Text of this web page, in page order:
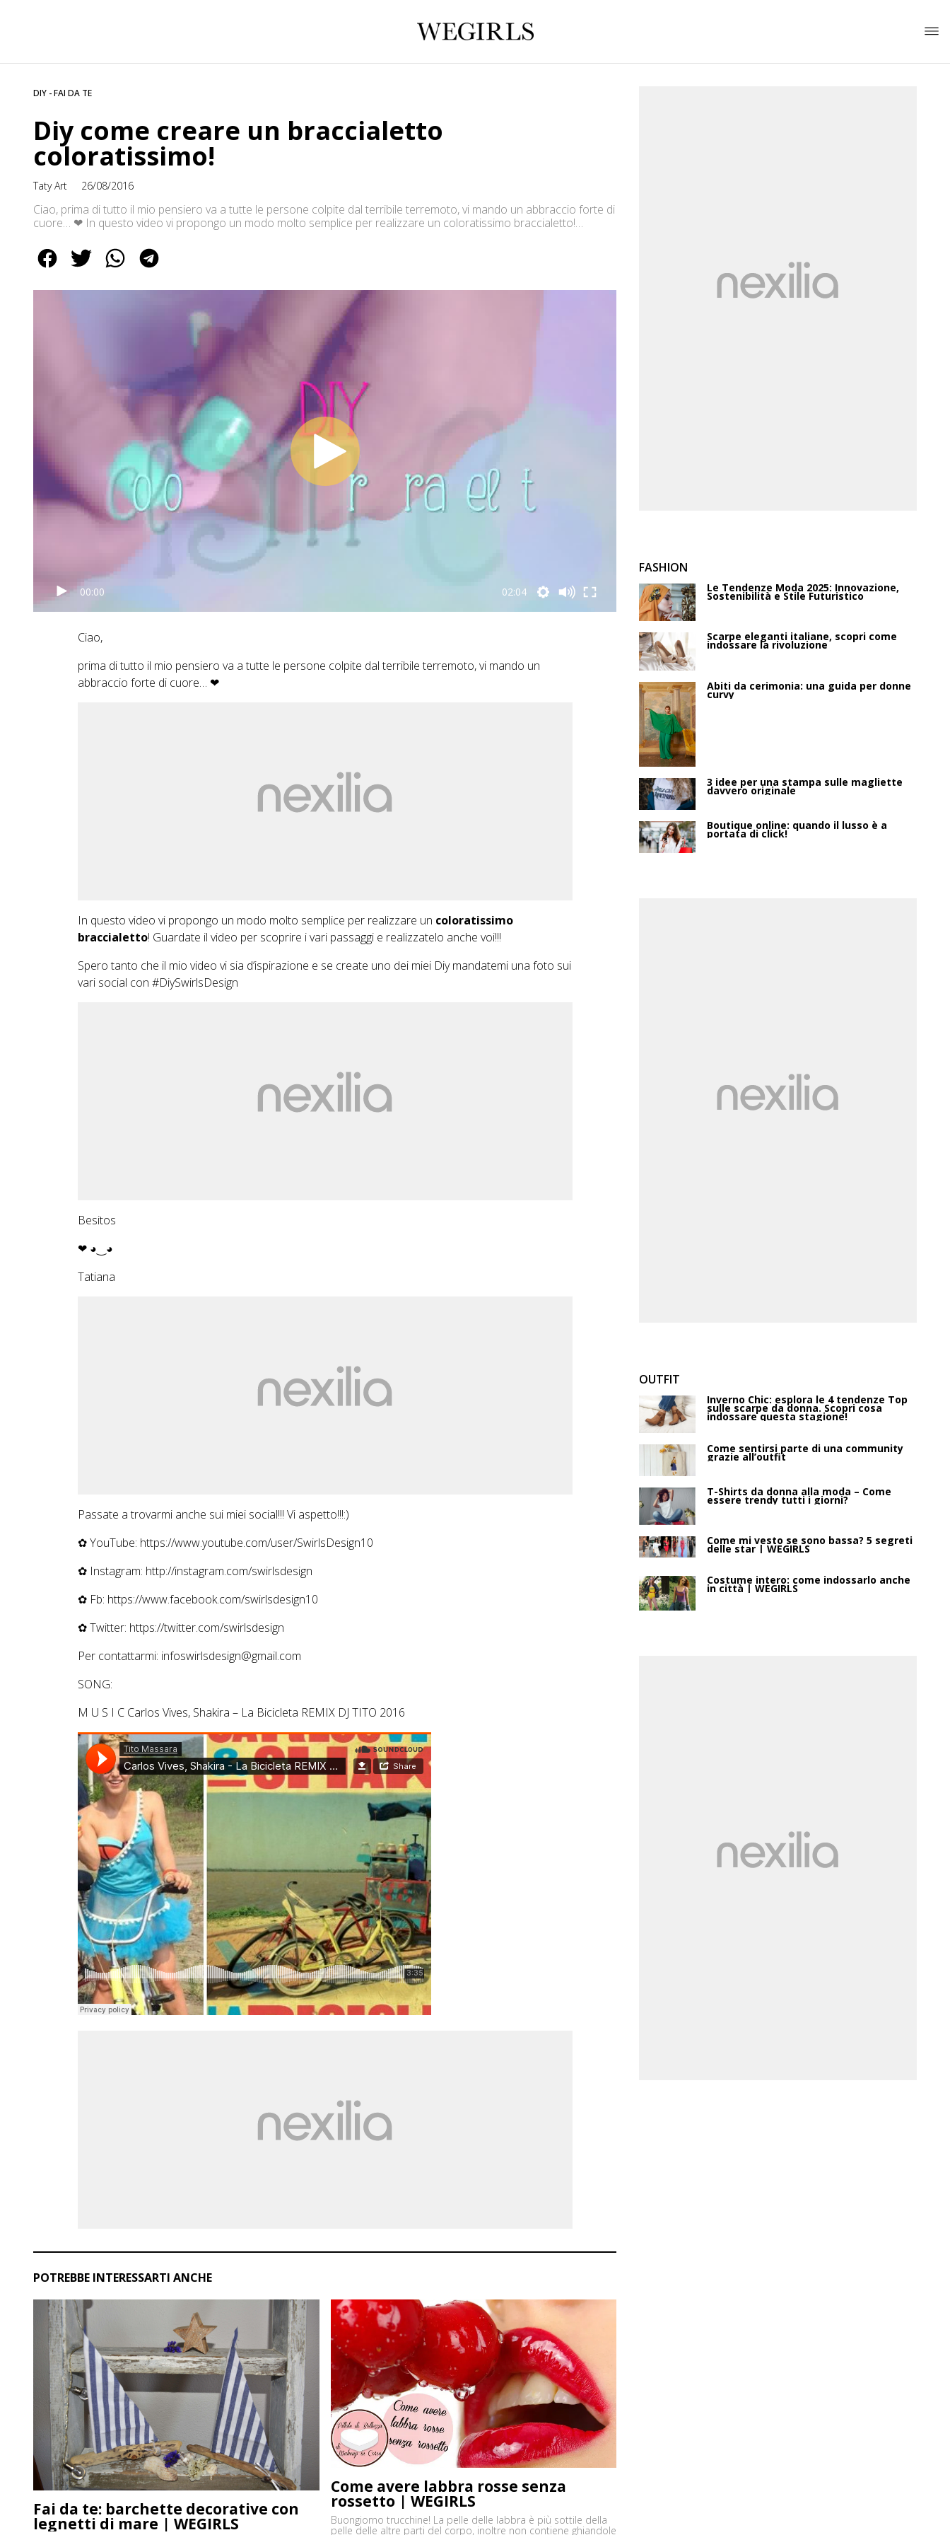
DIY - FAI DA TE
Diy come creare un braccialetto
coloratissimo!
Taty Art 26/08/2016
Ciao, prima di tutto il mio pensiero va a tutte le persone colpite dal terribile terremoto, vi mando un abbraccio forte di
cuore… ❤ In questo video vi propongo un modo molto semplice per realizzare un coloratissimo braccialetto!
00:00 02:04
Ciao,
prima di tutto il mio pensiero va a tutte le persone colpite dal terribile terremoto, vi mando un
abbraccio forte di cuore… ❤
In questo video vi propongo un modo molto semplice per realizzare un coloratissimo
braccialetto! Guardate il video per scoprire i vari passaggi e realizzatelo anche voi!!!
Spero tanto che il mio video vi sia d’ispirazione e se create uno dei miei Diy mandatemi una foto sui
vari social con #DiySwirlsDesign
Besitos
❤ ◕‿◕
Tatiana
Passate a trovarmi anche sui miei social!!! Vi aspetto!!!:)
✿ YouTube: https://www.youtube.com/user/SwirlsDesign10
✿ Instagram: http://instagram.com/swirlsdesign
✿ Fb: https://www.facebook.com/swirlsdesign10
✿ Twitter: https://twitter.com/swirlsdesign
Per contattarmi: infoswirlsdesign@gmail.com
SONG:
M U S I C Carlos Vives, Shakira – La Bicicleta REMIX DJ TITO 2016
POTREBBE INTERESSARTI ANCHE
Fai da te: barchette decorative con
legnetti di mare | WEGIRLS
Come avere labbra rosse senza
rossetto | WEGIRLS
Buongiorno trucchine! La pelle delle labbra è più sottile della
pelle delle altre parti del corpo, inoltre non contiene ghiandole
FASHION
Le Tendenze Moda 2025: Innovazione,
Sostenibilità e Stile Futuristico
Scarpe eleganti italiane, scopri come
indossare la rivoluzione
Abiti da cerimonia: una guida per donne
curvy
3 idee per una stampa sulle magliette
davvero originale
Boutique online: quando il lusso è a
portata di click!
OUTFIT
Inverno Chic: esplora le 4 tendenze Top
sulle scarpe da donna. Scopri cosa
indossare questa stagione!
Come sentirsi parte di una community
grazie all’outfit
T-Shirts da donna alla moda – Come
essere trendy tutti i giorni?
Come mi vesto se sono bassa? 5 segreti
delle star | WEGIRLS
Costume intero: come indossarlo anche
in città | WEGIRLS